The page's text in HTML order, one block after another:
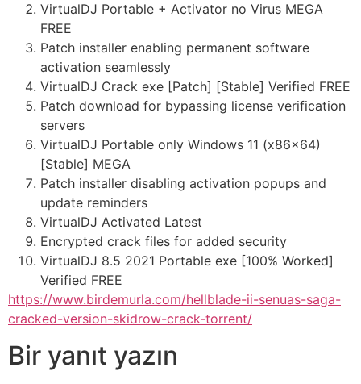
VirtualDJ Portable + Activator no Virus MEGA
FREE
Patch installer enabling permanent software
activation seamlessly
VirtualDJ Crack exe [Patch] [Stable] Verified FREE
Patch download for bypassing license verification
servers
VirtualDJ Portable only Windows 11 (x86x64)
[Stable] MEGA
Patch installer disabling activation popups and
update reminders
VirtualDJ Activated Latest
Encrypted crack files for added security
VirtualDJ 8.5 2021 Portable exe [100% Worked]
Verified FREE
https://www.birdemurla.com/hellblade-ii-senuas-saga-
cracked-version-skidrow-crack-torrent/
Bir yanıt yazın